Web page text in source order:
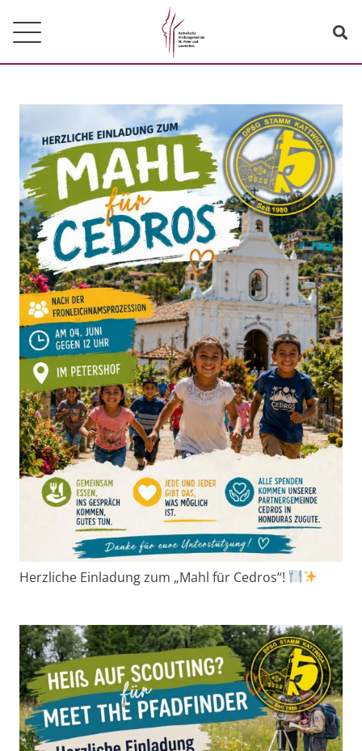
Herzliche Einladung zum „Mahl für Cedros“!